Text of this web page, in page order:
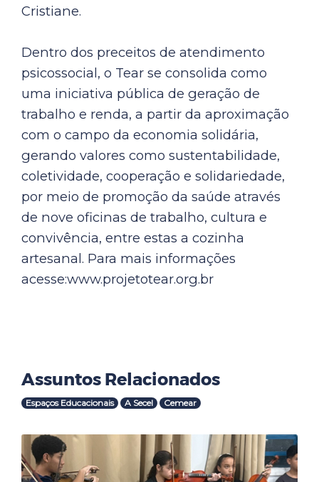
Cristiane.
Dentro dos preceitos de atendimento
psicossocial, o Tear se consolida como
uma iniciativa pública de geração de
trabalho e renda, a partir da aproximação
com o campo da economia solidária,
gerando valores como sustentabilidade,
coletividade, cooperação e solidariedade,
por meio de promoção da saúde através
de nove oficinas de trabalho, cultura e
convivência, entre estas a cozinha
artesanal. Para mais informações
acesse:www.projetotear.org.br
Assuntos Relacionados
Espaços Educacionais A Secel Cemear
Outras Notícias